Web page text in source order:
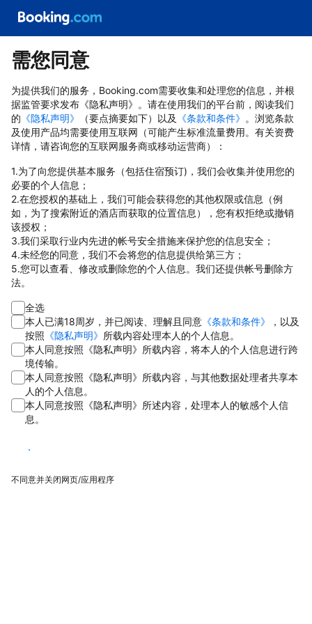
需您同意
为提供我们的服务，Booking.com需要收集和处理您的信息，并根
据监管要求发布《隐私声明》。请在使用我们的平台前，阅读我们
的 《隐私声明》 （要点摘要如下）以及 《条款和条件》 。浏览条款
及使用产品均需要使用互联网（可能产生标准流量费用。有关资费
详情，请咨询您的互联网服务商或移动运营商）：
1.为了向您提供基本服务（包括住宿预订)，我们会收集并使用您的
必要的个人信息；
2.在您授权的基础上，我们可能会获得您的其他权限或信息（例
如，为了搜索附近的酒店而获取的位置信息），您有权拒绝或撤销
该授权；
3.我们采取行业内先进的帐号安全措施来保护您的信息安全；
4.未经您的同意，我们不会将您的信息提供给第三方；
5.您可以查看、修改或删除您的个人信息。我们还提供帐号删除方
法。
全选
本人已满18周岁，并已阅读、理解且同意 《条款和条件》
，以及
按照 《隐私声明》 所载内容处理本人的个人信息。
本人同意按照《隐私声明》所载内容，将本人的个人信息进行跨
境传输。
本人同意按照《隐私声明》所载内容，与其他数据处理者共享本
人的个人信息。
本人同意按照《隐私声明》所述内容，处理本人的敏感个人信
息。
同意
不同意并关闭网页/应用程序